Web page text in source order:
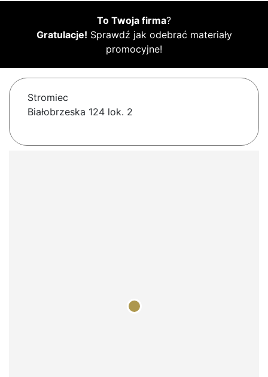
To Twoja firma?
Gratulacje! Sprawdź jak odebrać materiały
promocyjne!
Stromiec
Białobrzeska 124 lok. 2